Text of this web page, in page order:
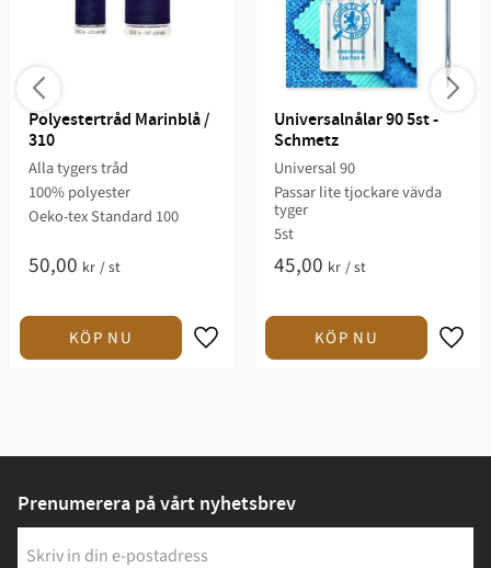
Polyestertråd Marinblå /
310
Alla tygers tråd
100% polyester
Oeko-tex Standard 100
50,00 kr /st
Universalnålar 90 5st -
Schmetz
Universal 90
Passar lite tjockare vävda
tyger
5st
45,00 kr /st
Prenumerera på vårt nyhetsbrev